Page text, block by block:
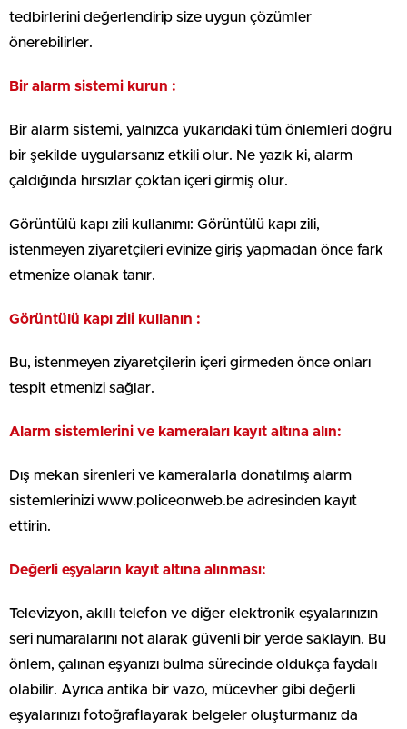
tedbirlerini değerlendirip size uygun çözümler
önerebilirler.
Bir alarm sistemi kurun :
Bir alarm sistemi, yalnızca yukarıdaki tüm önlemleri doğru
bir şekilde uygularsanız etkili olur. Ne yazık ki, alarm
çaldığında hırsızlar çoktan içeri girmiş olur.
Görüntülü kapı zili kullanımı: Görüntülü kapı zili,
istenmeyen ziyaretçileri evinize giriş yapmadan önce fark
etmenize olanak tanır.
Görüntülü kapı zili kullanın :
Bu, istenmeyen ziyaretçilerin içeri girmeden önce onları
tespit etmenizi sağlar.
Alarm sistemlerini ve kameraları kayıt altına alın:
Dış mekan sirenleri ve kameralarla donatılmış alarm
sistemlerinizi www.policeonweb.be adresinden kayıt
ettirin.
Değerli eşyaların kayıt altına alınması:
Televizyon, akıllı telefon ve diğer elektronik eşyalarınızın
seri numaralarını not alarak güvenli bir yerde saklayın. Bu
önlem, çalınan eşyanızı bulma sürecinde oldukça faydalı
olabilir. Ayrıca antika bir vazo, mücevher gibi değerli
eşyalarınızı fotoğraflayarak belgeler oluşturmanız da